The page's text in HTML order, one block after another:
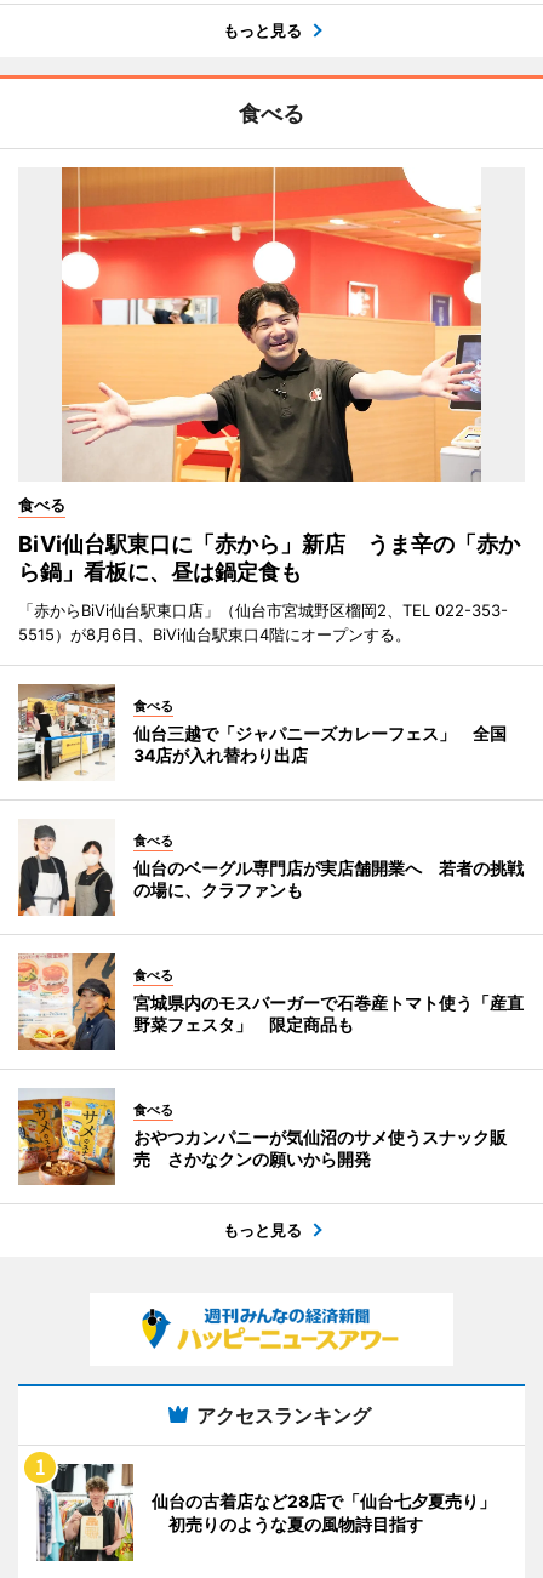
もっと見る
食べる
食べる
BiVi仙台駅東口に「赤から」新店 うま辛の「赤か
ら鍋」看板に、昼は鍋定食も
「赤からBiVi仙台駅東口店」（仙台市宮城野区榴岡2、TEL 022-353-
5515）が8月6日、BiVi仙台駅東口4階にオープンする。
食べる
仙台三越で「ジャパニーズカレーフェス」 全国
34店が入れ替わり出店
食べる
仙台のベーグル専門店が実店舗開業へ 若者の挑戦
の場に、クラファンも
食べる
宮城県内のモスバーガーで石巻産トマト使う「産直
野菜フェスタ」 限定商品も
食べる
おやつカンパニーが気仙沼のサメ使うスナック販
売 さかなクンの願いから開発
もっと見る
アクセスランキング
仙台の古着店など28店で「仙台七夕夏売り」
初売りのような夏の風物詩目指す